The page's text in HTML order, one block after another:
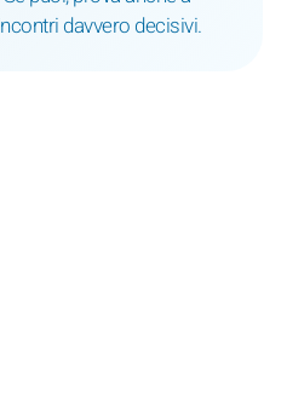
davvero decisivi.